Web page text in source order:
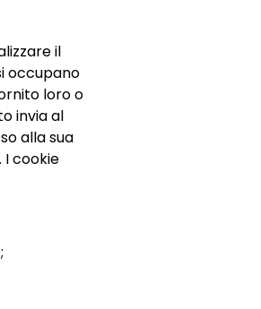
il
occupano
loro o
invia al
alla sua
cookie